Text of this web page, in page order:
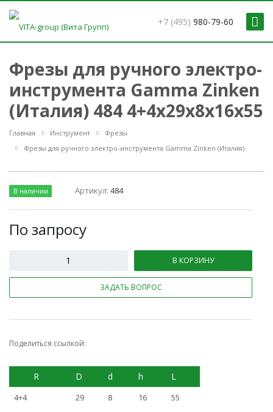
+7 (495) 980-79-60
Фрезы для ручного электро-
инструмента Gamma Zinken
(Италия) 484 4+4x29x8x16x55
Главная Инструмент
Фрезы
Фрезы для ручного электро-инструмента Gamma Zinken (Италия)
В наличии Артикул:484
По запросу
В КОРЗИНУ
ЗАДАТЬ ВОПРОС
Поделиться ссылкой:
R D d h L
4+4 29 8 16 55